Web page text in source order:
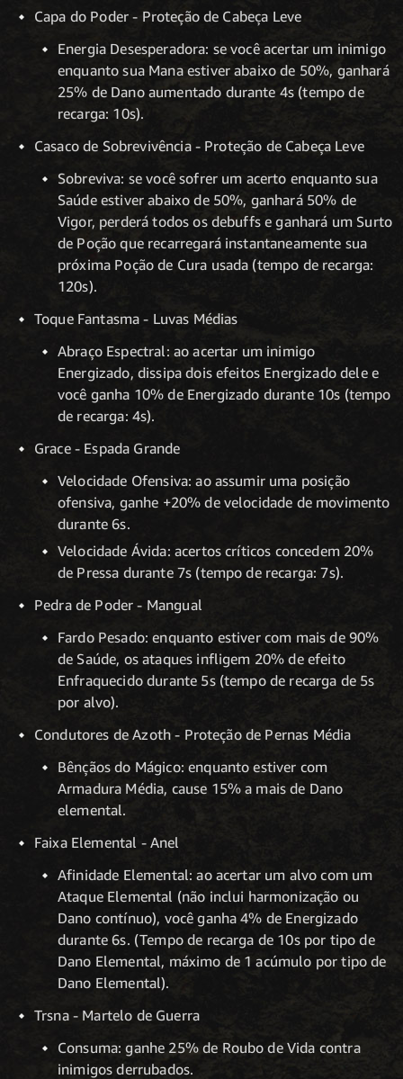
Capa do Poder - Proteção de Cabeça Leve
Energia Desesperadora: se você acertar um inimigo
enquanto sua Mana estiver abaixo de 50%, ganhará
25% de Dano aumentado durante 4s (tempo de
recarga: 10s).
Casaco de Sobrevivência - Proteção de Cabeça Leve
Sobreviva: se você sofrer um acerto enquanto sua
Saúde estiver abaixo de 50%, ganhará 50% de
Vigor, perderá todos os debuffs e ganhará um Surto
de Poção que recarregará instantaneamente sua
próxima Poção de Cura usada (tempo de recarga:
120s).
Toque Fantasma - Luvas Médias
Abraço Espectral: ao acertar um inimigo
Energizado, dissipa dois efeitos Energizado dele e
você ganha 10% de Energizado durante 10s (tempo
de recarga: 4s).
Grace - Espada Grande
Velocidade Ofensiva: ao assumir uma posição
ofensiva, ganhe +20% de velocidade de movimento
durante 6s.
Velocidade Ávida: acertos críticos concedem 20%
de Pressa durante 7s (tempo de recarga: 7s).
Pedra de Poder - Mangual
Fardo Pesado: enquanto estiver com mais de 90%
de Saúde, os ataques infligem 20% de efeito
Enfraquecido durante 5s (tempo de recarga de 5s
por alvo).
Condutores de Azoth - Proteção de Pernas Média
Bênçãos do Mágico: enquanto estiver com
Armadura Média, cause 15% a mais de Dano
elemental.
Faixa Elemental - Anel
Afinidade Elemental: ao acertar um alvo com um
Ataque Elemental (não inclui harmonização ou
Dano contínuo), você ganha 4% de Energizado
durante 6s. (Tempo de recarga de 10s por tipo de
Dano Elemental, máximo de 1 acúmulo por tipo de
Dano Elemental).
Trsna - Martelo de Guerra
Consuma: ganhe 25% de Roubo de Vida contra
inimigos derrubados.